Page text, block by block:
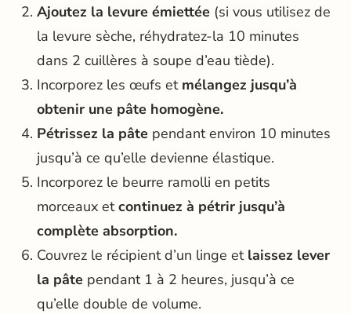
Ajoutez la levure émiettée(si vous utilisez de
la levure sèche, réhydratez-la 10 minutes
dans 2 cuillères à soupe d’eau tiède).
Incorporez les œufs et mélangez jusqu’à
obtenir une pâte homogène.
Pétrissez la pâtependant environ 10 minutes
jusqu’à ce qu’elle devienne élastique.
Incorporez le beurre ramolli en petits
morceaux etcontinuez à pétrir jusqu’à
complète absorption.
Couvrez le récipient d’un linge et laissez lever
la pâtependant 1 à 2 heures, jusqu’à ce
qu’elle double de volume.